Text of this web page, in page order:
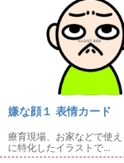
嫌な顔１ 表情カード
療育現場、お家などで使
に特化したイラストで...